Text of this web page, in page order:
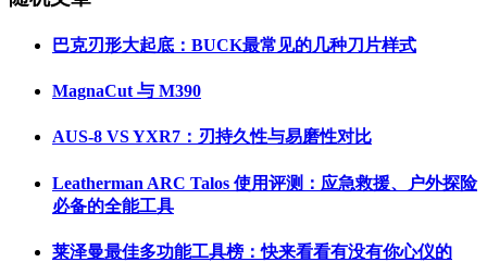
巴克刃形大起底：BUCK最常见的几种刀片样式
MagnaCut 与 M390
AUS-8 VS YXR7：刃持久性与易磨性对比
Leatherman ARC Talos 使用评测：应急救援、户外探险
必备的全能工具
莱泽曼最佳多功能工具榜：快来看看有没有你心仪的